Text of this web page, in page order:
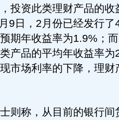
投资此类理财产品的收
9日，2月份已经发行了
期年收益率为1.9%；
产品的平均年收益率为
市场利率的下降，理财
称，从目前的银行间